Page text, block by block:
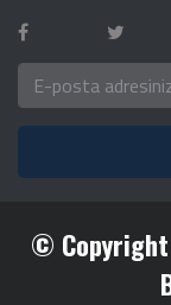
© Copyright